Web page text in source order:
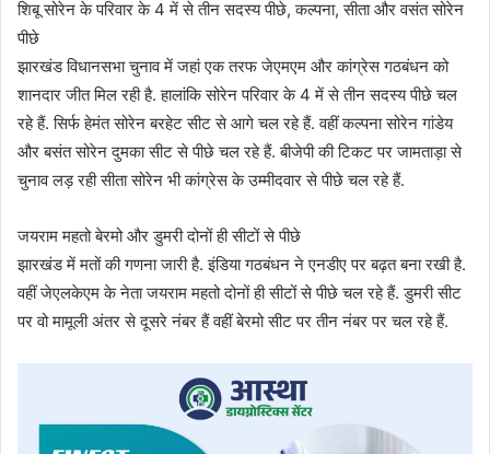
शिबू सोरेन के परिवार के 4 में से तीन सदस्य पीछे, कल्पना, सीता और वसंत सोरेन
पीछे
झारखंड विधानसभा चुनाव में जहां एक तरफ जेएमएम और कांग्रेस गठबंधन को
शानदार जीत मिल रही है. हालांकि सोरेन परिवार के 4 में से तीन सदस्य पीछे चल
रहे हैं. सिर्फ हेमंत सोरेन बरहेट सीट से आगे चल रहे हैं. वहीं कल्पना सोरेन गांडेय
और बसंत सोरेन दुमका सीट से पीछे चल रहे हैं. बीजेपी की टिकट पर जामताड़ा से
चुनाव लड़ रही सीता सोरेन भी कांग्रेस के उम्मीदवार से पीछे चल रहे हैं.
जयराम महतो बेरमो और डुमरी दोनों ही सीटों से पीछे
झारखंड में मतों की गणना जारी है. इंडिया गठबंधन ने एनडीए पर बढ़त बना रखी है.
वहीं जेएलकेएम के नेता जयराम महतो दोनों ही सीटों से पीछे चल रहे हैं. डुमरी सीट
पर वो मामूली अंतर से दूसरे नंबर हैं वहीं बेरमो सीट पर तीन नंबर पर चल रहे हैं.